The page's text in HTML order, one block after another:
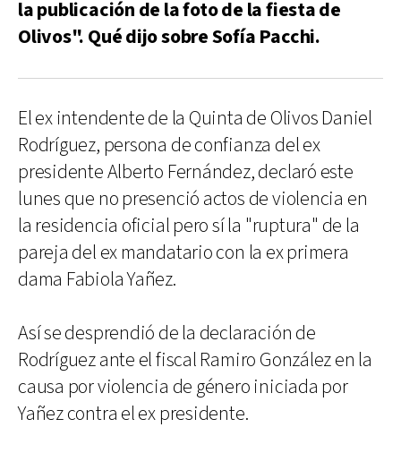
la publicación de la foto de la fiesta de
Olivos". Qué dijo sobre Sofía Pacchi.
El ex intendente de la Quinta de Olivos Daniel
Rodríguez, persona de confianza del ex
presidente Alberto Fernández, declaró este
lunes que no presenció actos de violencia en
la residencia oficial pero sí la "ruptura" de la
pareja del ex mandatario con la ex primera
dama Fabiola Yañez.
Así se desprendió de la declaración de
Rodríguez ante el fiscal Ramiro González en la
causa por violencia de género iniciada por
Yañez contra el ex presidente.